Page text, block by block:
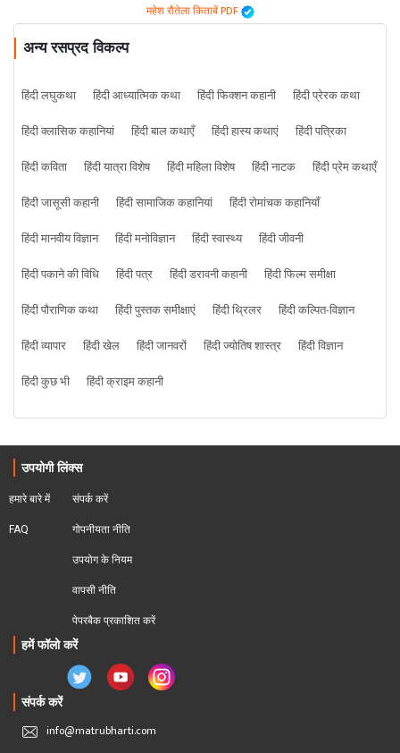
महेश रौतेला किताबें PDF
अन्य रसप्रद विकल्प
हिंदी लघुकथा हिंदी आध्यात्मिक कथा हिंदी फिक्शन कहानी
हिंदी प्रेरक कथा
हिंदी क्लासिक कहानियां
हिंदी बाल कथाएँ हिंदी हास्य कथाएं
हिंदी पत्रिका
हिंदी कविता
हिंदी यात्रा विशेष हिंदी महिला विशेष हिंदी नाटक
हिंदी प्रेम कथाएँ
हिंदी जासूसी कहानी
हिंदी सामाजिक कहानियां
हिंदी रोमांचक कहानियाँ
हिंदी मानवीय विज्ञान
हिंदी मनोविज्ञान हिंदी स्वास्थ्य
हिंदी जीवनी
हिंदी पकाने की विधि
हिंदी पत्र हिंदी डरावनी कहानी
हिंदी फिल्म समीक्षा
हिंदी पौराणिक कथा
हिंदी पुस्तक समीक्षाएं हिंदी थ्रिलर
हिंदी कल्पित-विज्ञान
हिंदी व्यापार
हिंदी खेल हिंदी जानवरों हिंदी ज्योतिष शास्त्र
हिंदी विज्ञान
हिंदी कुछ भी
हिंदी क्राइम कहानी
उपयोगी लिंक्स
हमारे बारे में
FAQ
संपर्क करें
गोपनीयता नीति
उपयोग के नियम
वापसी नीति
पेपरबैक प्रकाशित करें
हमें फॉलो करें
संपर्क करें
info@matrubharti.com